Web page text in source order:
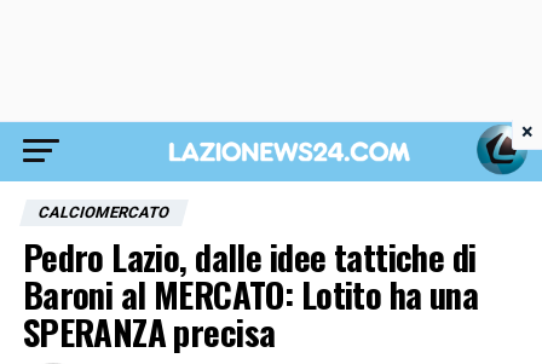
CALCIOMERCATO
Pedro Lazio, dalle idee tattiche di
Baroni al MERCATO: Lotito ha una
SPERANZA precisa
×